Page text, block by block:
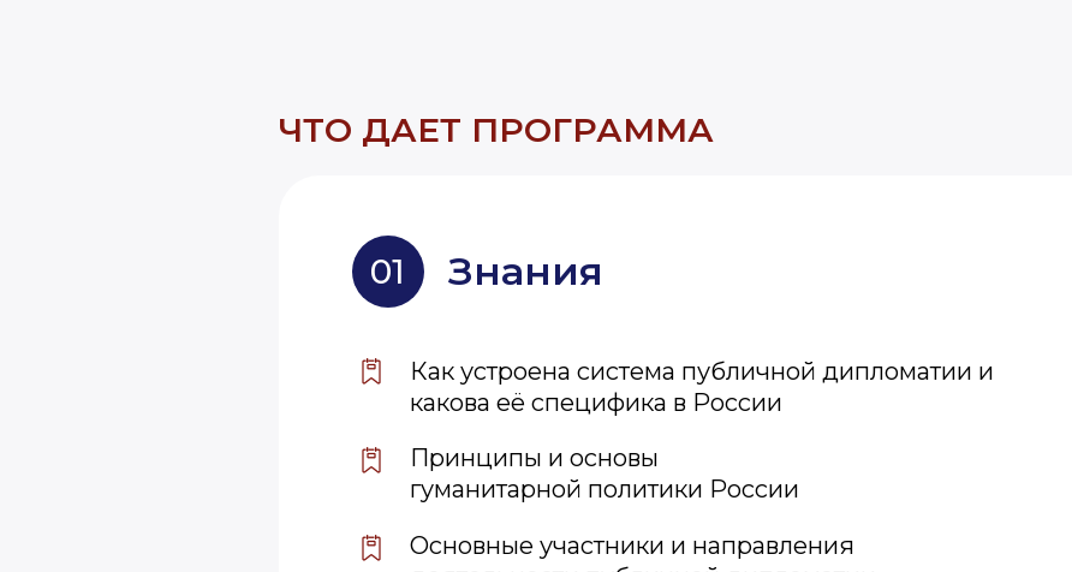
ЧТО ДАЕТ ПРОГРАММА
01 Знания
Основные участники и направления
Принципы и основы
гуманитарной политики России
Как устроена система публичной дипломатии и
какова её специфика в России